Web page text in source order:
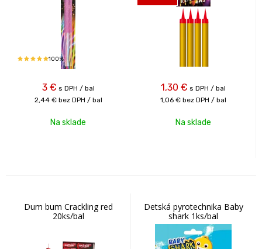
100%
3 € s DPH / bal
2,44 € bez DPH / bal
Na sklade
1,30 € s DPH / bal
1,06 € bez DPH / bal
Na sklade
Dum bum Crackling red
20ks/bal
Detská pyrotechnika Baby
shark 1ks/bal